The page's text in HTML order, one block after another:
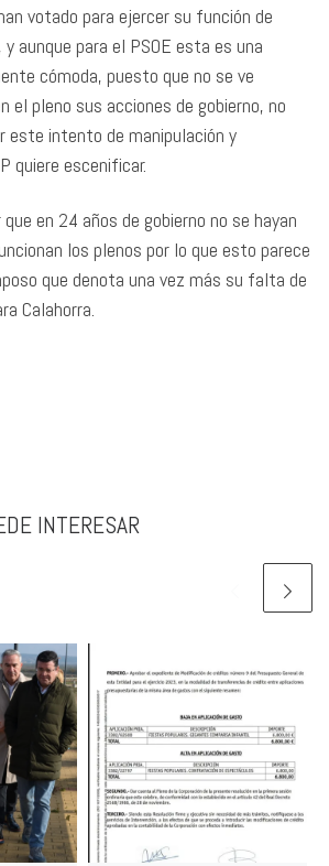
votado para ejercer su función de
aunque para el PSOE esta es una
cómoda, puesto que no se ve
el pleno sus acciones de gobierno, no
este intento de manipulación y
quiere escenificar.
en 24 años de gobierno no se hayan
los plenos por lo que esto parece
que denota una vez más su falta de
Calahorra.
INTERESAR